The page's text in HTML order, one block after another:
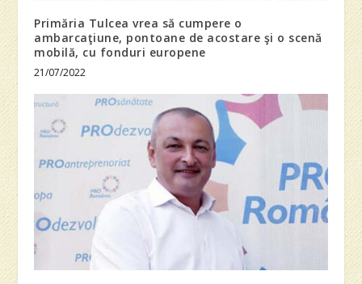
Primăria Tulcea vrea să cumpere o
ambarcaţiune, pontoane de acostare şi o scenă
mobilă, cu fonduri europene
21/07/2022